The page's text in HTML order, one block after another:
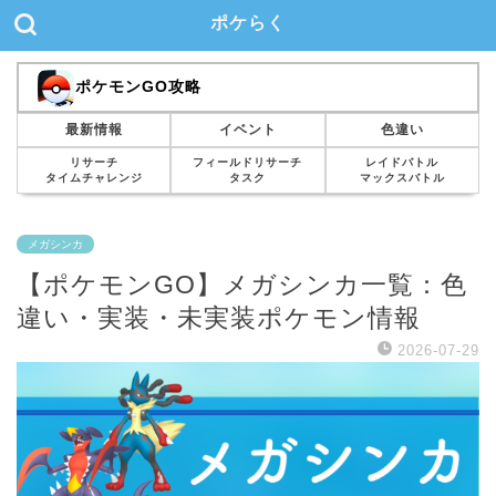
ポケらく
ポケモンGO攻略
最新情報 イベント 色違い
リサーチ
タイムチャレンジ
フィールドリサーチ
タスク
レイドバトル
マックスバトル
メガシンカ
【ポケモンGO】メガシンカ一覧：色
違い・実装・未実装ポケモン情報
2026-07-29